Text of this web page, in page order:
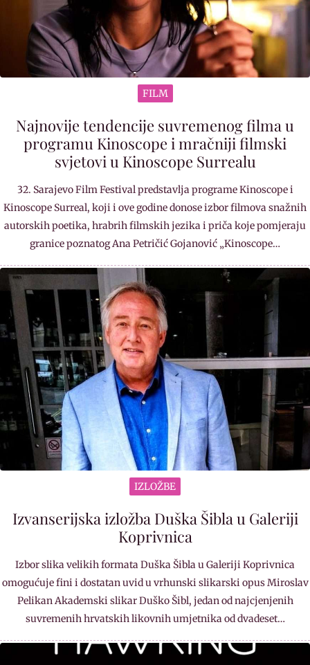
FILM
Najnovije tendencije suvremenog filma u
programu Kinoscope i mračniji filmski
svjetovi u Kinoscope Surrealu
32. Sarajevo Film Festival predstavlja programe Kinoscope i
Kinoscope Surreal, koji i ove godine donose izbor filmova snažnih
autorskih poetika, hrabrih filmskih jezika i priča koje pomjeraju
granice poznatog Ana Petričić Gojanović „Kinoscope…
IZLOŽBE
Izvanserijska izložba Duška Šibla u Galeriji
Koprivnica
Izbor slika velikih formata Duška Šibla u Galeriji Koprivnica
omogućuje fini i dostatan uvid u vrhunski slikarski opus Miroslav
Pelikan Akademski slikar Duško Šibl, jedan od najcjenjenih
suvremenih hrvatskih likovnih umjetnika od dvadeset…